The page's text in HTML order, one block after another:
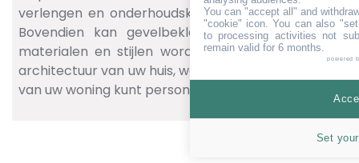
verlengen en onderhoudskosten te verminderen.
Bovendien kan gevelbekleding in verschillende
materialen en stijlen worden aangepast aan de
architectuur van uw huis, waardoor u de uitstraling
van uw woning kunt personaliseren.
You can "accept all" and
"cookie" icon. You can also
to processing activities not
remain valid for 6 months.
powered
Set